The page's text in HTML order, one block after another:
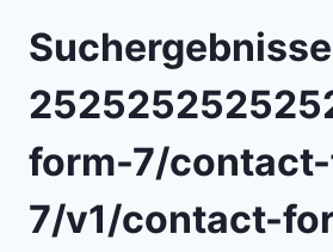
form-7/
7/v1/contact-